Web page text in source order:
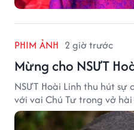
PHIM ẢNH 2 giờ trước
Mừng cho NSƯT
NSƯT Hoài Linh thu hút
với vai Chú Tư trong vở